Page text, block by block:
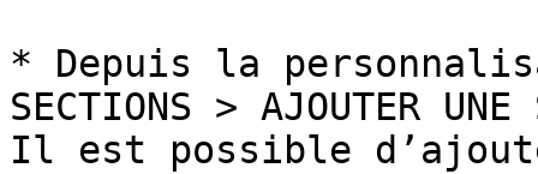
* Depuis la
SECTIONS > AJOUTER
Il est possible